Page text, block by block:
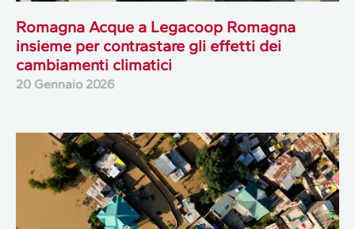
Romagna Acque a Legacoop Romagna
insieme per contrastare gli effetti dei
cambiamenti climatici
20 Gennaio 2026